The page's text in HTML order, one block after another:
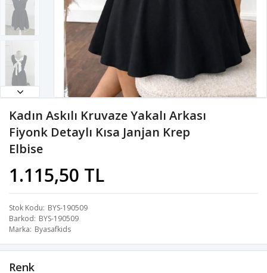
Kadın Askılı Kruvaze Yakalı Arkası
Fiyonk Detaylı Kısa Janjan Krep
Elbise
1.115,50 TL
Stok Kodu BYS-190509
Barkod BYS-190509
Marka Byasafkids
Renk